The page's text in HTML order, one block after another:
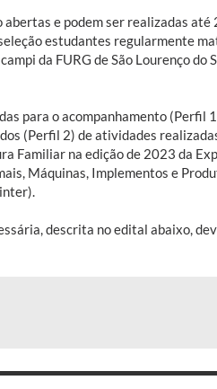
e podem ser realizadas até
estudantes regularmente
da FURG de São Lourenço do
para o acompanhamento (Perfil
(Perfil 2) de atividades
Familiar na edição de 2023 da
Máquinas, Implementos e
descrita no edital abaixo,